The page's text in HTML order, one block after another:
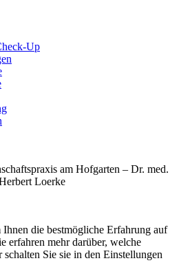
Up
am Hofgarten – Dr. med.
Loerke
die bestmögliche Erfahrung auf
erfahren mehr darüber, welche
Sie sie in den Einstellungen